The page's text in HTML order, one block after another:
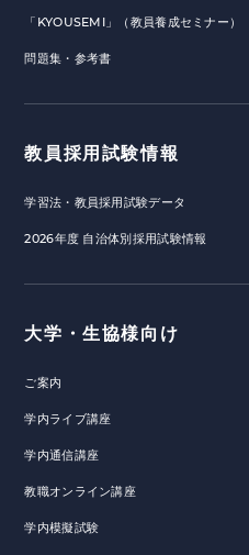
「KYOUSEMI」（教員養成セミナー）
問題集・参考書
教員採用試験情報
学習法・教員採用試験データ
2026年度 自治体別採用試験情報
大学・生協様向け
ご案内
学内ライブ講座
学内通信講座
教職オンライン講座
学内模擬試験